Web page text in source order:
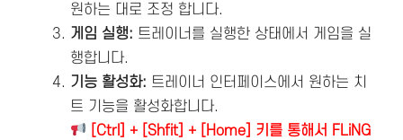
원하는 대로 조정 합니다.
게임 실행: 트레이너를 실행한 상태에서 게임을 실
행합니다.
기능 활성화: 트레이너 인터페이스에서 원하는 치
트 기능을 활성화합니다.
[Ctrl] + [Shfit] + [Home] 키를 통해서 FLiNG